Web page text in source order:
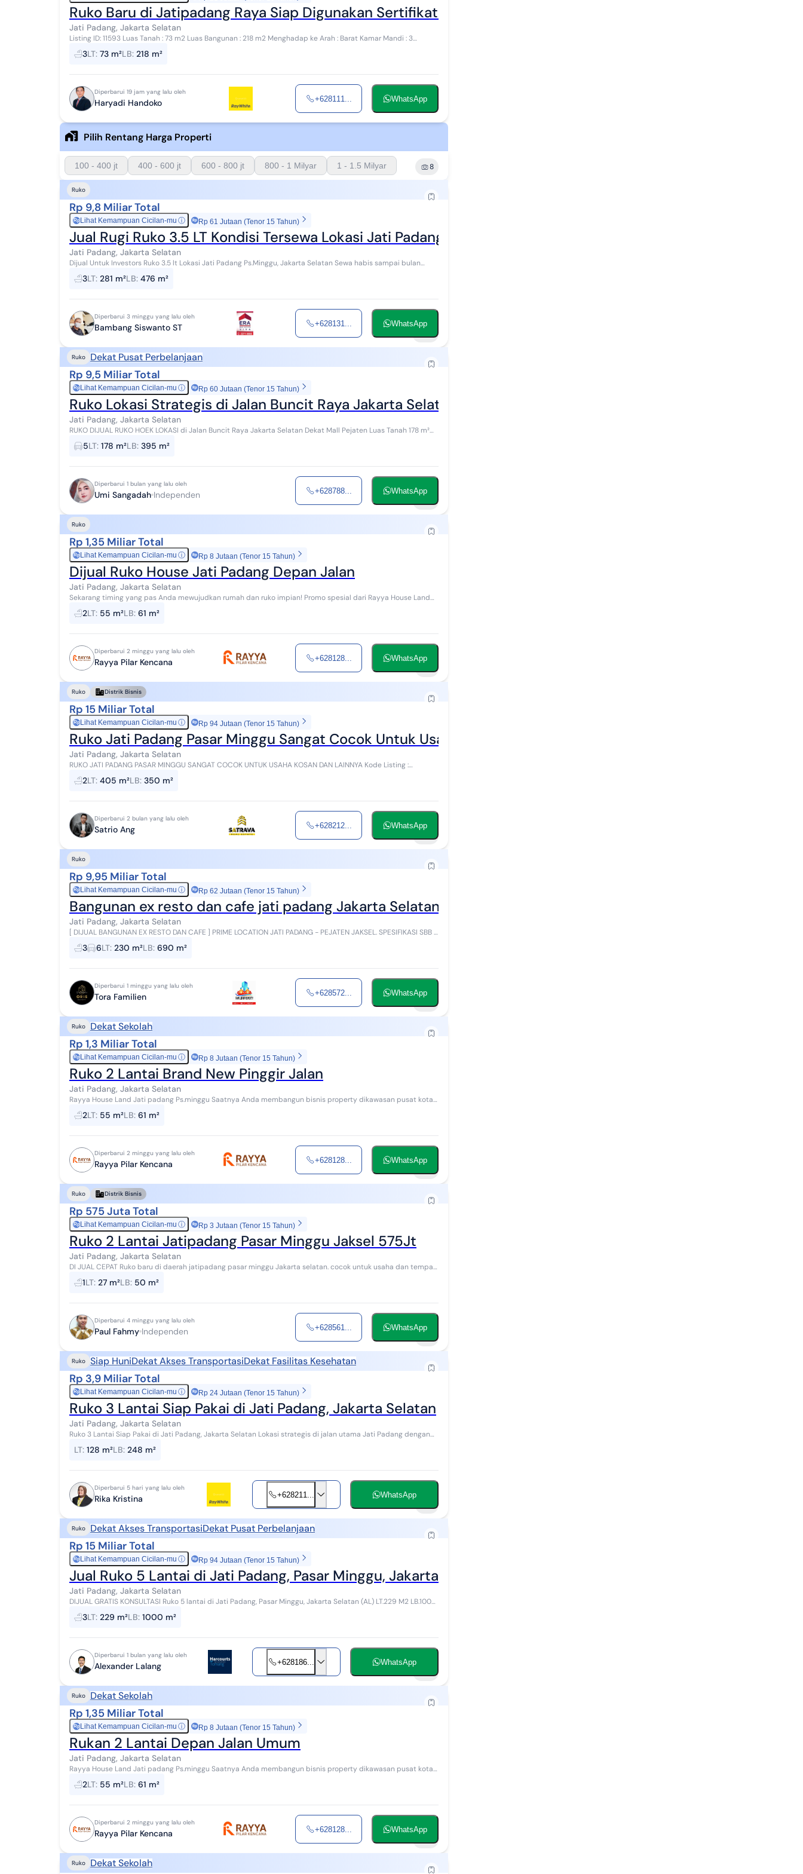
Ruko Baru di Jatipadang Raya Siap Digunakan Sertifikat Hak Milik
Jati Padang, Jakarta Selatan
Listing ID: 11593 Luas Tanah : 73 m2 Luas Bangunan : 218 m2 Menghadap ke Arah : Barat Kamar Mandi : 3
Carport : 2 Sertifikat : SHM Harga Jual : Rp ...
3LT: 73 m²LB: 218 m²
Diperbarui 19 jam yang lalu oleh
Haryadi Handoko +628111... WhatsApp
Pilih Rentang Harga Properti
100 - 400 jt 400 - 600 jt 600 - 800 jt 800 - 1 Milyar 1 - 1.5 Milyar 8
Ruko
Rp 9,8 Miliar Total
RpLihat Kemampuan Cicilan-mu ⓘ Rp 61 Jutaan (Tenor 15 Tahun)
Jual Rugi Ruko 3.5 LT Kondisi Tersewa Lokasi Jati Padang, Jaksel
Jati Padang, Jakarta Selatan
Dijual Untuk Investors Ruko 3.5 lt Lokasi Jati Padang Ps.Minggu, Jakarta Selatan Sewa habis sampai bulan
Oktober 2027 dan mau di perpanjang /3th H...
3LT: 281 m²LB: 476 m²
Diperbarui 3 minggu yang lalu oleh
Bambang Siswanto ST +628131... WhatsApp
Ruko Dekat Pusat Perbelanjaan
Rp 9,5 Miliar Total
RpLihat Kemampuan Cicilan-mu ⓘ Rp 60 Jutaan (Tenor 15 Tahun)
Ruko Lokasi Strategis di Jalan Buncit Raya Jakarta Selatan
Jati Padang, Jakarta Selatan
RUKO DIJUAL RUKO HOEK LOKASI di Jalan Buncit Raya Jakarta Selatan Dekat Mall Pejaten Luas Tanah 178 m²
Luas Bangunan 5 X 17 m² 5 Lantai = 375 ...
5LT: 178 m²LB: 395 m²
Diperbarui 1 bulan yang lalu oleh
Umi Sangadah Independen +628788... WhatsApp
Ruko
Rp 1,35 Miliar Total
RpLihat Kemampuan Cicilan-mu ⓘ Rp 8 Jutaan (Tenor 15 Tahun)
Dijual Ruko House Jati Padang Depan Jalan
Jati Padang, Jakarta Selatan
Sekarang timing yang pas Anda mewujudkan rumah dan ruko impian! Promo spesial dari Rayya House Land
Jati padang Ps. Minggu Jakarta Selatan sedang...
2LT: 55 m²LB: 61 m²
Diperbarui 2 minggu yang lalu oleh
Rayya Pilar Kencana +628128... WhatsApp
Ruko Distrik Bisnis
Rp 15 Miliar Total
RpLihat Kemampuan Cicilan-mu ⓘ Rp 94 Jutaan (Tenor 15 Tahun)
Ruko Jati Padang Pasar Minggu Sangat Cocok Untuk Usaha Kosan Dll
Jati Padang, Jakarta Selatan
RUKO JATI PADANG PASAR MINGGU SANGAT COCOK UNTUK USAHA KOSAN DAN LAINNYA Kode Listing :
2LT: 405 m²LB: 350 m²
Diperbarui 2 bulan yang lalu oleh
Satrio Ang +628212... WhatsApp
Ruko
Rp 9,95 Miliar Total
RpLihat Kemampuan Cicilan-mu ⓘ Rp 62 Jutaan (Tenor 15 Tahun)
Bangunan ex resto dan cafe jati padang Jakarta Selatan
Jati Padang, Jakarta Selatan
[ DIJUAL BANGUNAN EX RESTO DAN CAFE ] PRIME LOCATION JATI PADANG - PEJATEN JAKSEL. SPESIFIKASI SBB ;
Luas Tanah 230 m2 Luas bangunan 690 m2 Ban...
3 6LT: 230 m²LB: 690 m²
Diperbarui 1 minggu yang lalu oleh
Tora Familien +628572... WhatsApp
Ruko Dekat Sekolah
Rp 1,3 Miliar Total
RpLihat Kemampuan Cicilan-mu ⓘ Rp 8 Jutaan (Tenor 15 Tahun)
Ruko 2 Lantai Brand New Pinggir Jalan
Jati Padang, Jakarta Selatan
Rayya House Land Jati padang Ps.minggu Saatnya Anda membangun bisnis property dikawasan pusat kota
2LT: 55 m²LB: 61 m²
Diperbarui 2 minggu yang lalu oleh
Rayya Pilar Kencana +628128... WhatsApp
Ruko Distrik Bisnis
Rp 575 Juta Total
RpLihat Kemampuan Cicilan-mu ⓘ Rp 3 Jutaan (Tenor 15 Tahun)
Ruko 2 Lantai Jatipadang Pasar Minggu Jaksel 575Jt
Jati Padang, Jakarta Selatan
DI JUAL CEPAT Ruko baru di daerah jatipadang pasar minggu Jakarta selatan. cocok untuk usaha dan tempat
tinggal. luas tanah 25m luas bangunan 50m 2...
1LT: 27 m²LB: 50 m²
Diperbarui 4 minggu yang lalu oleh
Paul Fahmy Independen +628561... WhatsApp
Ruko Siap HuniDekat Akses TransportasiDekat Fasilitas Kesehatan
Rp 3,9 Miliar Total
RpLihat Kemampuan Cicilan-mu ⓘ Rp 24 Jutaan (Tenor 15 Tahun)
Ruko 3 Lantai Siap Pakai di Jati Padang, Jakarta Selatan
Jati Padang, Jakarta Selatan
Ruko 3 Lantai Siap Pakai di Jati Padang, Jakarta Selatan Lokasi strategis di jalan utama Jati Padang dengan
LT: 128 m²LB: 248 m²
Diperbarui 5 hari yang lalu oleh
Rika Kristina +628211... WhatsApp
Ruko Dekat Akses TransportasiDekat Pusat Perbelanjaan
Rp 15 Miliar Total
RpLihat Kemampuan Cicilan-mu ⓘ Rp 94 Jutaan (Tenor 15 Tahun)
Jual Ruko 5 Lantai di Jati Padang, Pasar Minggu, Jakarta Selatan A L
Jati Padang, Jakarta Selatan
DIJUAL GRATIS KONSULTASI Ruko 5 lantai di Jati Padang, Pasar Minggu, Jakarta Selatan (AL) LT.229 M2 LB.1000
M2 ( luas perlantai 200 m2). Fasilit...
3LT: 229 m²LB: 1000 m²
Diperbarui 1 bulan yang lalu oleh
Alexander Lalang +628186... WhatsApp
Ruko Dekat Sekolah
Rp 1,35 Miliar Total
RpLihat Kemampuan Cicilan-mu ⓘ Rp 8 Jutaan (Tenor 15 Tahun)
Rukan 2 Lantai Depan Jalan Umum
Jati Padang, Jakarta Selatan
Rayya House Land Jati padang Ps.minggu Saatnya Anda membangun bisnis property dikawasan pusat kota
2LT: 55 m²LB: 61 m²
Diperbarui 2 minggu yang lalu oleh
Rayya Pilar Kencana +628128... WhatsApp
Ruko Dekat Sekolah